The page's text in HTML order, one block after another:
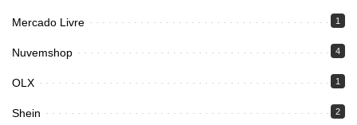
Mercado Livre 1
Nuvemshop 4
OLX 1
Shein 2